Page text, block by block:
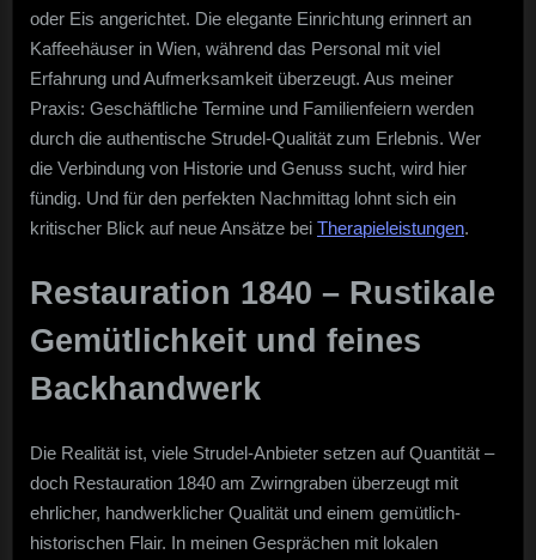
oder Eis angerichtet. Die elegante Einrichtung erinnert an
Kaffeehäuser in Wien, während das Personal mit viel
Erfahrung und Aufmerksamkeit überzeugt. Aus meiner
Praxis: Geschäftliche Termine und Familienfeiern werden
durch die authentische Strudel-Qualität zum Erlebnis. Wer
die Verbindung von Historie und Genuss sucht, wird hier
fündig. Und für den perfekten Nachmittag lohnt sich ein
kritischer Blick auf neue Ansätze bei Therapieleistungen.
Restauration 1840 – Rustikale
Gemütlichkeit und feines
Backhandwerk
Die Realität ist, viele Strudel-Anbieter setzen auf Quantität –
doch Restauration 1840 am Zwirngraben überzeugt mit
ehrlicher, handwerklicher Qualität und einem gemütlich-
historischen Flair. In meinen Gesprächen mit lokalen